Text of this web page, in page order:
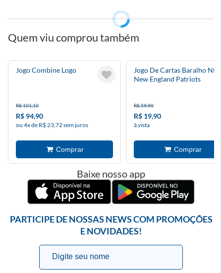
Quem viu comprou também
Jogo Combine Logo
R$ 101,10
R$ 94,90
ou 4x de R$ 23,72 sem juros
Jogo De Cartas Baralho Nfl
New England Patriots
R$ 59,90
R$ 19,90
à vista
Baixe nosso app
PARTICIPE DE NOSSAS NEWS COM PROMOÇÕES
E NOVIDADES!